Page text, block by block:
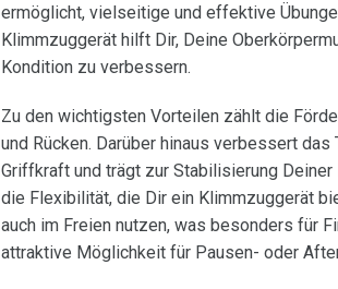
ermöglicht, vielseitige und effektive
Klimmzuggerät hilft Dir, Deine
Kondition zu verbessern.
Zu den wichtigsten Vorteilen zählt die
und Rücken. Darüber hinaus verbessert
Griffkraft und trägt zur Stabilisierung
die Flexibilität, die Dir ein Klimmzuggerät
auch im Freien nutzen, was besonders für
attraktive Möglichkeit für Pausen- oder